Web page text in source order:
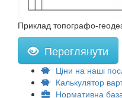
Приклад топографо-
Переглянути
Ціни на наші
Калькулятор
Нормативна